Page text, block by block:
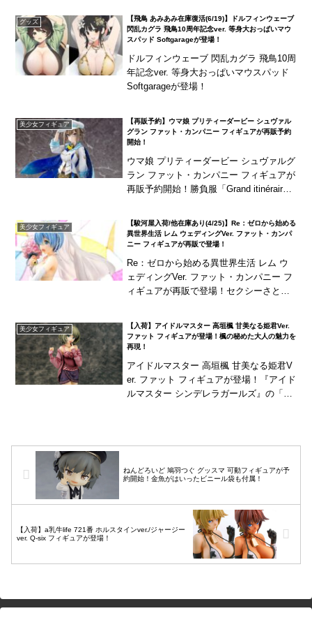
ツ...
グッズ
【飛鳥 あみあみ在庫復活(6/19)】ドルフィンウェーブ
閃乱カグラ 飛鳥10周年記念ver. 等身大おっぱいマウ
スパッド Softgarageが登場！
ドルフィンウェーブ 閃乱カグラ 飛鳥10周
年記念ver. 等身大おっぱいマウスパッド
Softgarageが登場！
美少女フィギュア
【再販予約】ウマ娘 プリティーダービー シュヴァル
グラン ファット・カンパニー フィギュアが再販予約
開始！
ウマ娘 プリティーダービー シュヴァルグ
ラン ファット・カンパニー フィギュアが
再販予約開始！勝負服「Grand itinérair
美少女フィギュア
【駿河屋入荷/他在庫あり(4/25)】Re：ゼロから始める
異世界生活 レム ウェディングVer. ファット・カンパ
ニー フィギュアが再販で登場！
Re：ゼロから始める異世界生活 レム ウ
ェディングVer. ファット・カンパニー フ
ィギュアが再販で登場！セクシーさと可
美少女フィギュア
【入荷】アイドルマスター 高垣楓 甘美なる姫君Ver.
ファット フィギュアが登場！楓の秘めた大人の魅力を
再現！
アイドルマスター 高垣楓 甘美なる姫君V
er. ファット フィギュアが登場！『アイド
ルマスター シンデレラガールズ』の「高
ねんどろいど 鳩羽つぐ グッスマ 可動フィギュアが予
約開始！金魚がはいったビニール袋も付属！
【入荷】a乳牛life 721番 ホルスタインver./ジャージー
ver. Q-six フィギュアが登場！